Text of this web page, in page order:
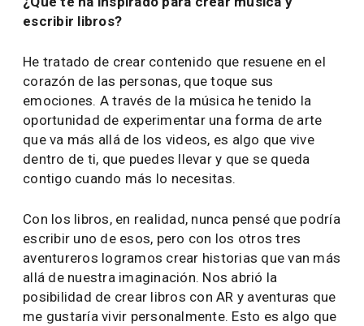
escribir libros?
He tratado de crear contenido que resuene en el
corazón de las personas, que toque sus
emociones. A través de la música he tenido la
oportunidad de experimentar una forma de arte
que va más allá de los videos, es algo que vive
dentro de ti, que puedes llevar y que se queda
contigo cuando más lo necesitas.
Con los libros, en realidad, nunca pensé que podría
escribir uno de esos, pero con los otros tres
aventureros logramos crear historias que van más
allá de nuestra imaginación. Nos abrió la
posibilidad de crear libros con AR y aventuras que
me gustaría vivir personalmente. Esto es algo que